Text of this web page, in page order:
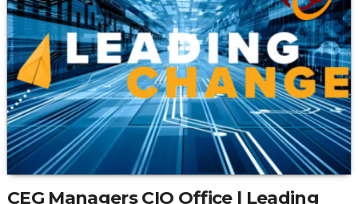
CEG Managers CIO Office | Leading